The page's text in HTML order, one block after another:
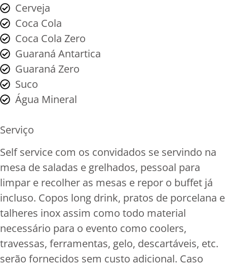
Cerveja
Coca Cola
Coca Cola Zero
Guaraná Antartica
Guaraná Zero
Suco
Água Mineral
Serviço
Self service com os convidados se servindo na
mesa de saladas e grelhados, pessoal para
limpar e recolher as mesas e repor o buffet já
incluso. Copos long drink, pratos de porcelana e
talheres inox assim como todo material
necessário para o evento como coolers,
travessas, ferramentas, gelo, descartáveis, etc.
serão fornecidos sem custo adicional. Caso